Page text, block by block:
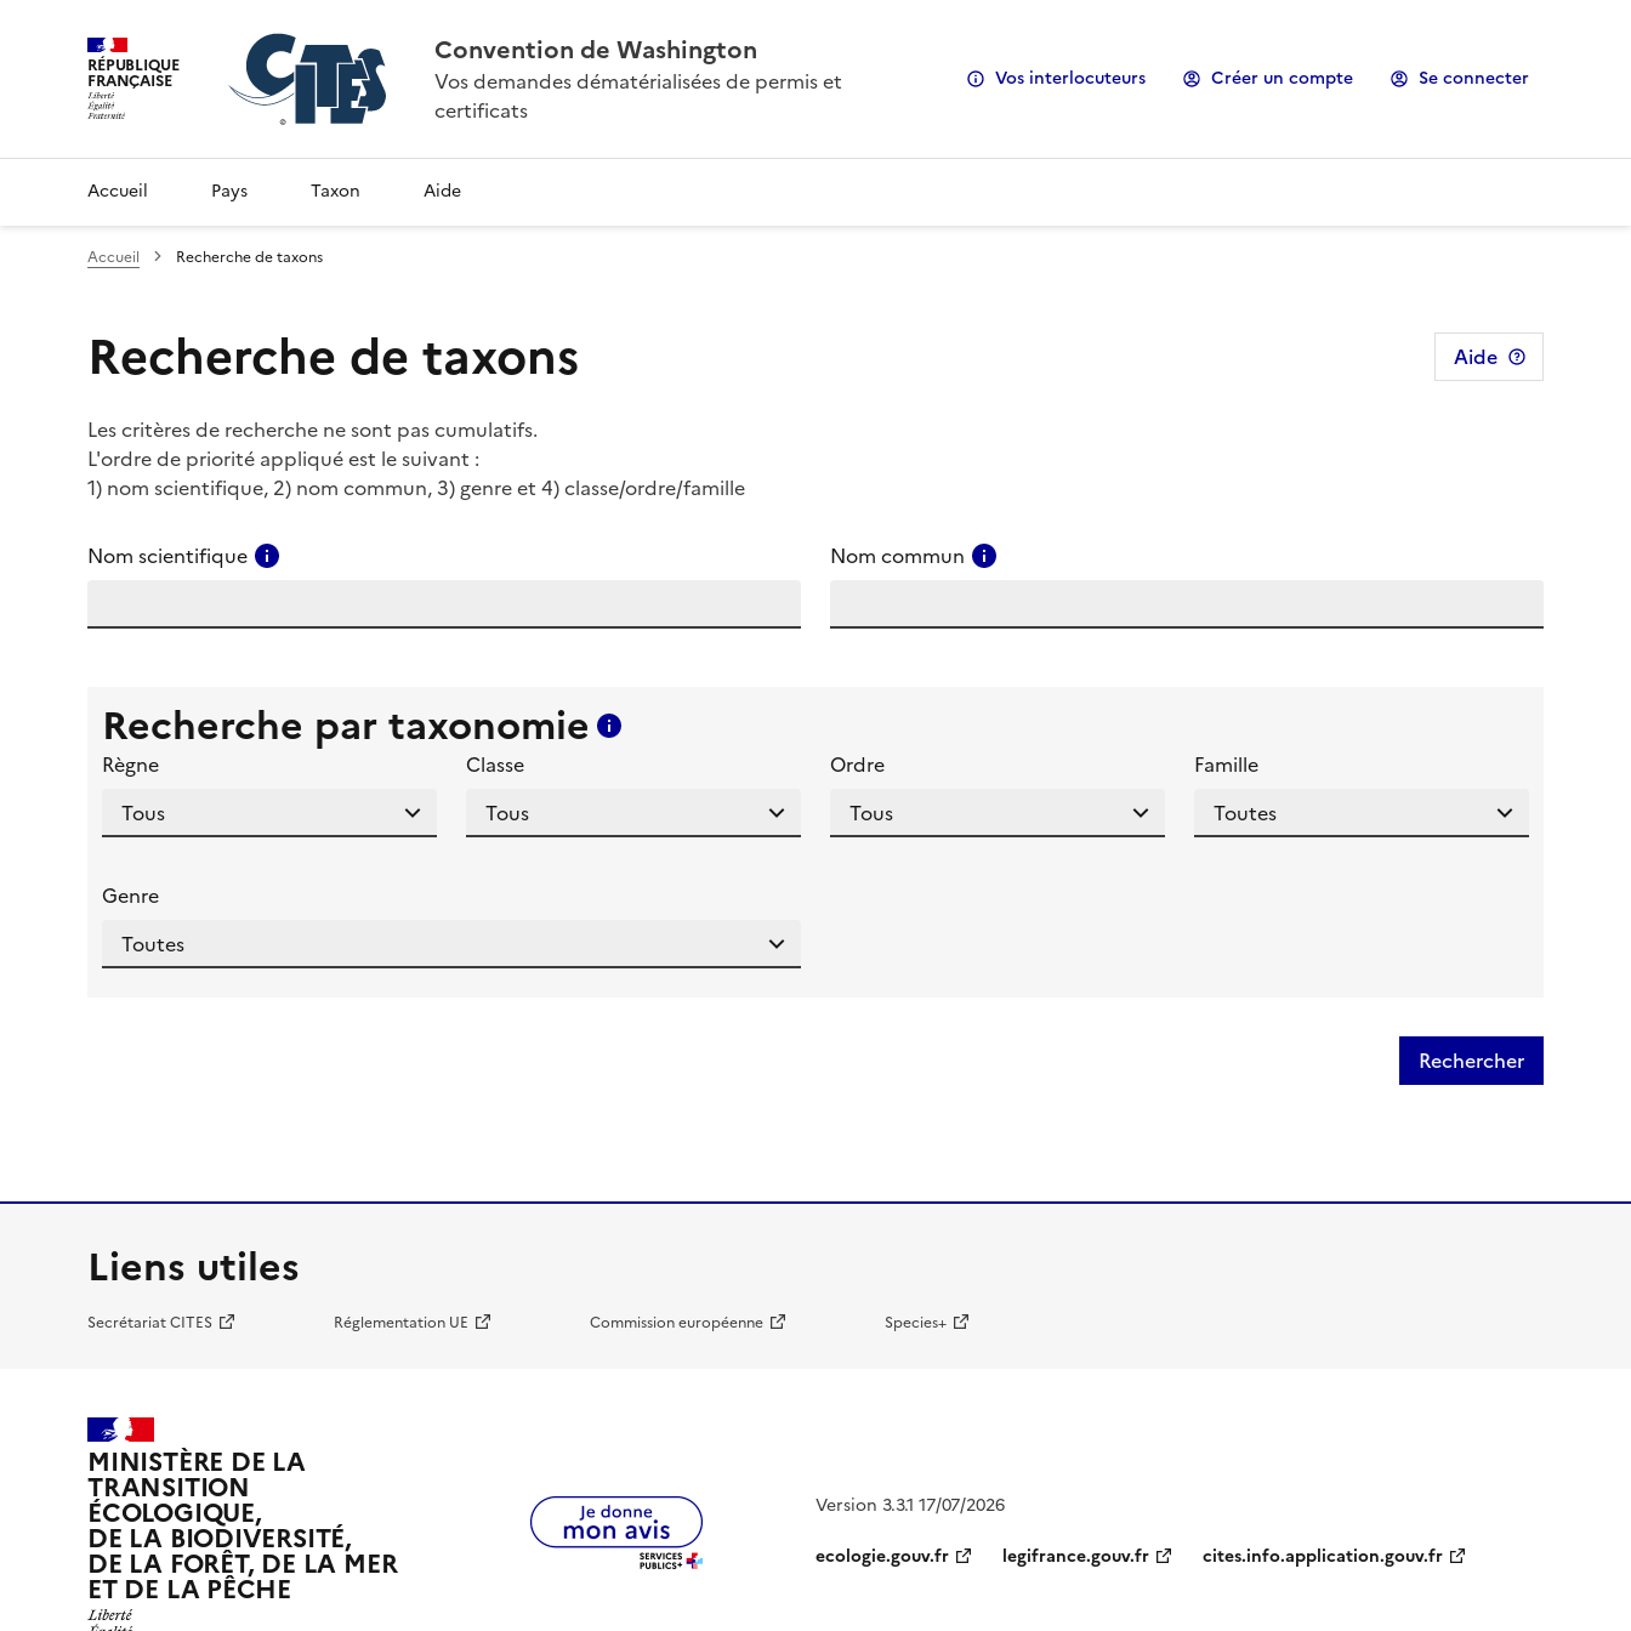
RÉPUBLIQUE
FRANÇAISE
Convention de Washington
Vos demandes dématérialisées de permis et
certificats
Vos interlocuteurs Créer un compte Se connecter
Accueil Pays Taxon Aide
Accueil Recherche de taxons
Recherche de taxons Aide
Les critères de recherche ne sont pas cumulatifs.
L'ordre de priorité appliqué est le suivant :
1) nom scientifique, 2) nom commun, 3) genre et 4) classe/ordre/famille
Nom scientifique Nom commun
Recherche par taxonomie
Règne
Classe Ordre Famille
Genre
Rechercher
Liens utiles
Secrétariat CITES Réglementation UE Commission européenne Species+
MINISTÈRE DE LA
TRANSITION
ÉCOLOGIQUE,
DE LA BIODIVERSITÉ,
DE LA FORÊT, DE LA MER
ET DE LA PÊCHE
Version 3.3.1 17/07/2026
ecologie.gouv.fr
legifrance.gouv.fr cites.info.application.gouv.fr